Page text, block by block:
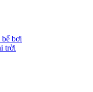
bơi
trời